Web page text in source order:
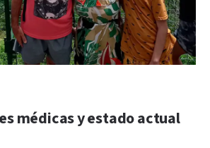
médicas y estado actual